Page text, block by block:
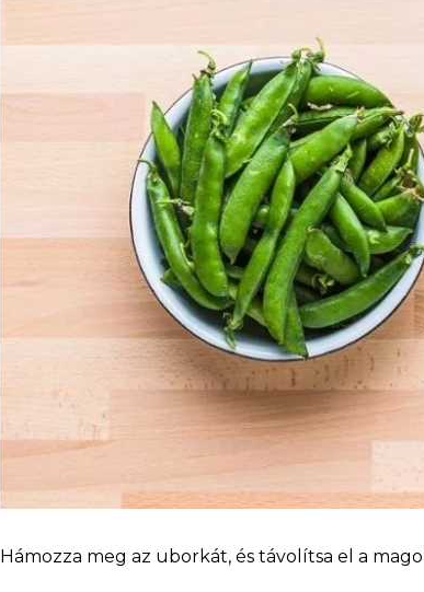
Hámozza meg az uborkát, és távolítsa el a